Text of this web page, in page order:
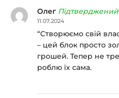
Олег Підтверджений
11.07.2024
“Створюємо свій
– цей блок просто
грошей. Тепер не
роблю їх сама.